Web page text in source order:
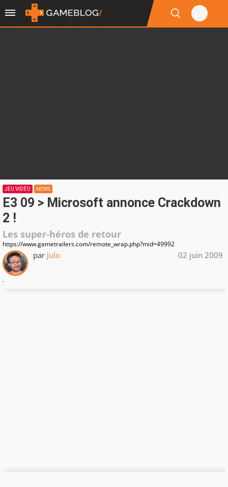
JEU VIDÉO NEWS
E3 09 > Microsoft annonce Crackdown
2 !
Les super-héros de retour
https://www.gametrailers.com/remote_wrap.php?mid=49992
par Julo 02 juin 2009
.